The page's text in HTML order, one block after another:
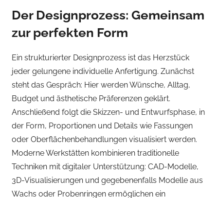
Der Designprozess: Gemeinsam
zur perfekten Form
Ein strukturierter Designprozess ist das Herzstück
jeder gelungene individuelle Anfertigung. Zunächst
steht das Gespräch: Hier werden Wünsche, Alltag,
Budget und ästhetische Präferenzen geklärt.
Anschließend folgt die Skizzen- und Entwurfsphase, in
der Form, Proportionen und Details wie Fassungen
oder Oberflächenbehandlungen visualisiert werden.
Moderne Werkstätten kombinieren traditionelle
Techniken mit digitaler Unterstützung: CAD-Modelle,
3D-Visualisierungen und gegebenenfalls Modelle aus
Wachs oder Probenringen ermöglichen ein